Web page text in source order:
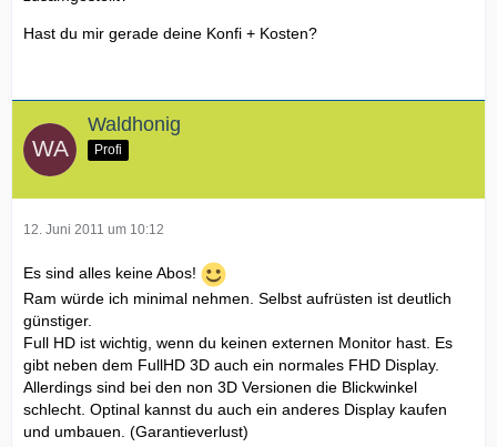
Interne Tastatur - Deutsch (Qwertz)
TvTuner nicht enthalten
Silber Anodized Aluminum Abdeckung
European 250V Power Cord
1 year Collect & Return Hardware Support included with
your PC
Hast du mir gerade deine Konfi + Kosten?
Waldhonig
Profi
12. Juni 2011 um 10:12
Es sind alles keine Abos!
Ram würde ich minimal nehmen. Selbst aufrüsten ist deutlich
günstiger.
Full HD ist wichtig, wenn du keinen externen Monitor hast. Es
gibt neben dem FullHD 3D auch ein normales FHD Display.
Allerdings sind bei den non 3D Versionen die Blickwinkel
schlecht. Optinal kannst du auch ein anderes Display kaufen
und umbauen. (Garantieverlust)